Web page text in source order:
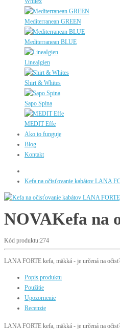
Mediterranean GREEN
Mediterranean BLUE
LineaIgien
Shirt & Whites
Sapo Spina
MEDIT Effe
Ako to funguje
Blog
Kontakt
Kefa na očisťovanie kabátov LANA
NOVAKefa na
Kód produktu:274
LANA FORTE kefa, mäkká - je určená na
Popis produktu
Použitie
Upozornenie
Recenzie
LANA FORTE kefa, mäkká - je určená na